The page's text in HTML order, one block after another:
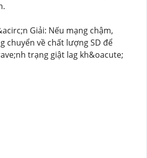
Giải: Nếu mạng chậm,
chuyển về chất lượng SD để
trạng giật lag kh&oacute;